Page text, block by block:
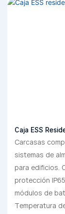
Caja ESS
Carcasas
sistemas de
para edificios.
protección
módulos de
Temperatura